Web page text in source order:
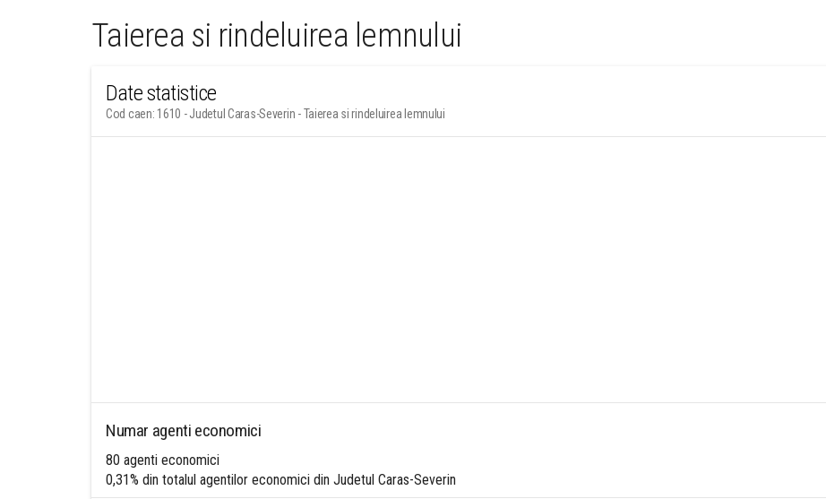
Taierea si rindeluirea lemnului
Date statistice
Cod caen: 1610 - Judetul Caras-Severin - Taierea si rindeluirea lemnului
Numar agenti economici
80 agenti economici
0,31% din totalul agentilor economici din Judetul Caras-Severin